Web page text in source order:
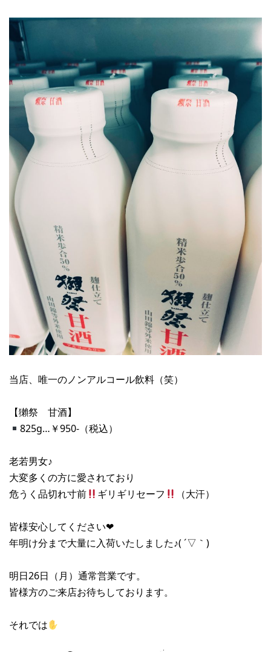
当店、唯一のノンアルコール飲料（笑）
【獺祭 甘酒】
825g…￥950-（税込）
老若男女♪
大変多くの方に愛されており
危うく品切れ寸前
ギリギリセーフ （大汗）
皆様安心してください❤︎
年明け分まで大量に入荷いたしました♪( ´▽｀)
明日26日（月）通常営業です。
皆様方のご来店お待ちしております。
それでは